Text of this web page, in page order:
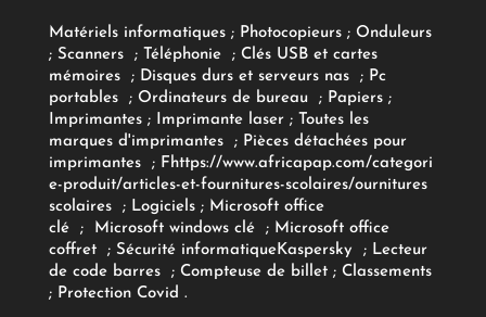
Matériels informatiques; Photocopieurs; Onduleurs
; Scanners ; Téléphonie ; Clés USB et cartes
mémoires
; Disques durs et serveurs nas ; Pc
portables
; Ordinateurs de bureau ; Papiers;
Imprimantes;Imprimante laser; Toutes les
marques d'imprimantes
; Pièces détachées pour
imprimantes
; Fhttps://www.africapap.com/categori
e-produit/articles-et-fournitures-scolaires/ournitures
scolaires; Logiciels ; Microsoft office
clé
; Microsoft windows clé; Microsoft office
coffret ; Sécurité informatiqueKaspersky ; Lecteur
de code barres
; Compteuse de billet; Classements
; Protection Covid .